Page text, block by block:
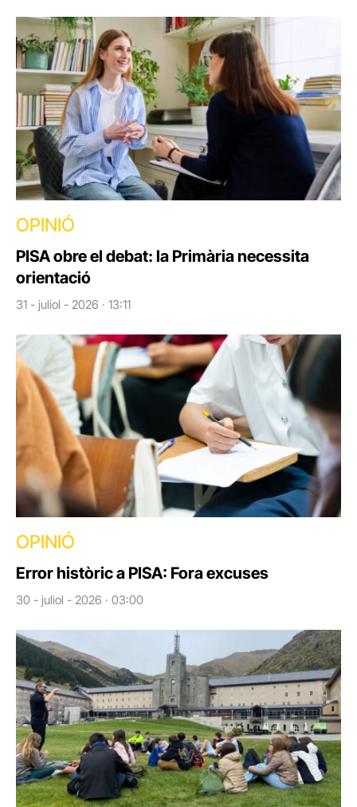
OPINIÓ
PISA obre el debat: la Primària necessita
orientació
31 - juliol - 2026 · 13:11
OPINIÓ
Error històric a PISA: Fora excuses
30 - juliol - 2026 · 03:00